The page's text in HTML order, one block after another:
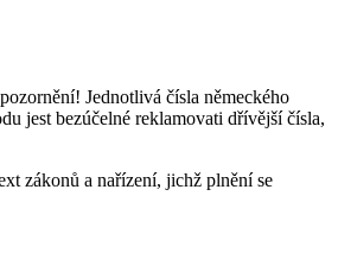
Jednotlivá čísla německého
jest bezúčelné reklamovati dřívější čísla,
zákonů a nařízení, jichž plnění se